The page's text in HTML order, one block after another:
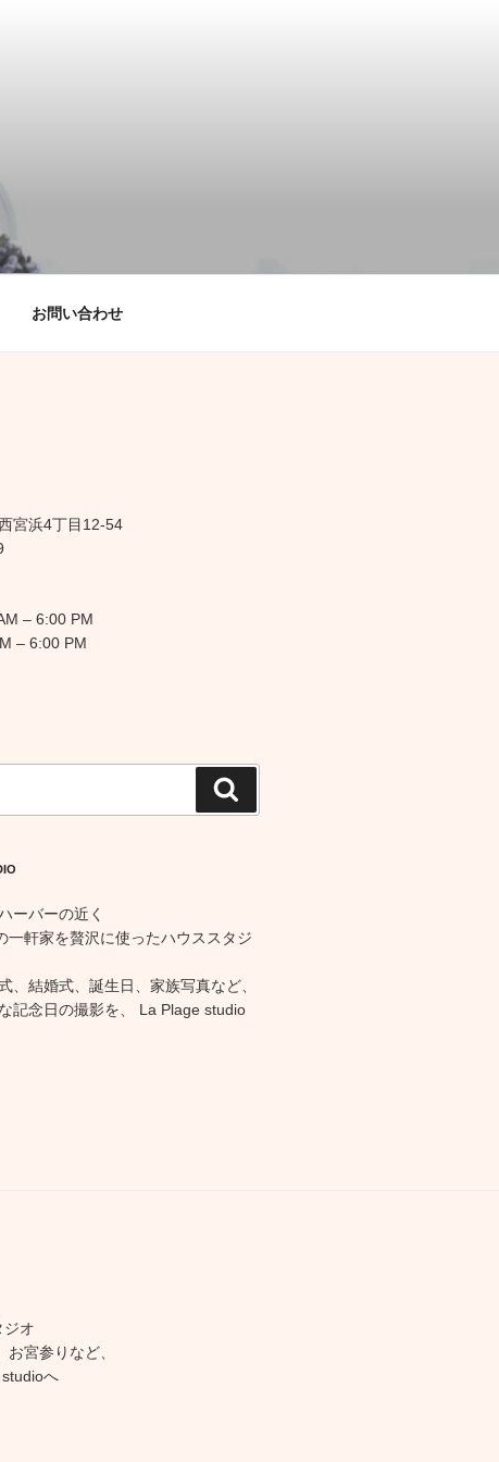
お問い合わせ
宮浜4丁目12-54
– 6:00 PM
– 6:00 PM
索
ーバーの近く
一軒家を贅沢に使ったハウススタジ
、結婚式、誕生日、家族写真など、
記念日の撮影を、 La Plage studio
ジオ
宮参りなど、
へ